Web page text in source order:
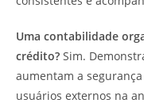
Uma contabilidade
crédito? Sim.
aumentam a
usuários externos na